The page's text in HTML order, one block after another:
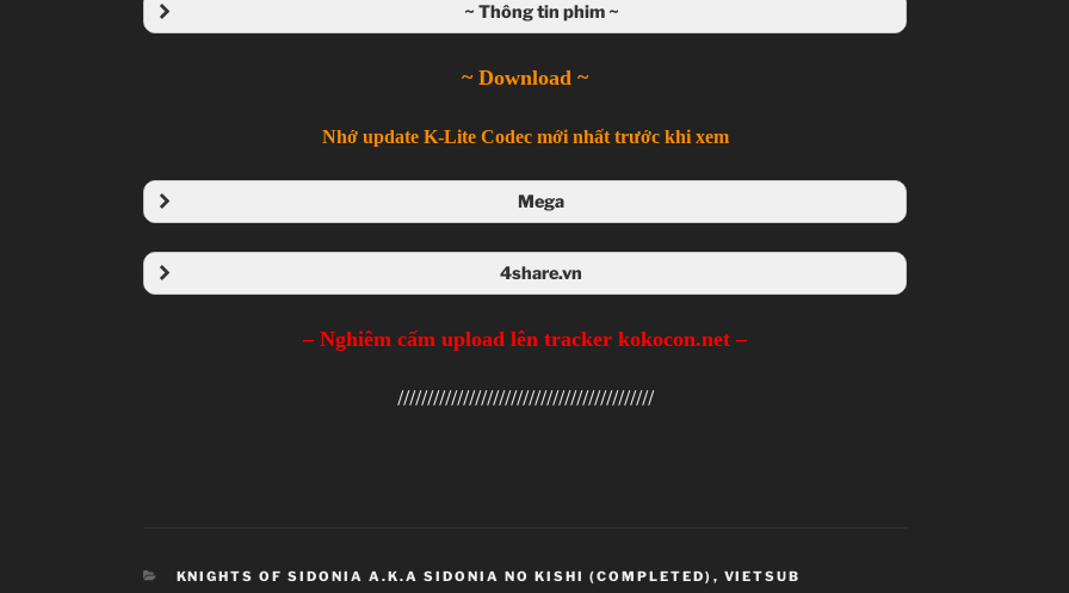
~ Thông tin phim ~
~ Download ~
Nhớ update K-Lite Codec mới nhất trước khi xem
Mega
4share.vn
– Nghiêm cấm upload lên tracker kokocon.net –
///////////////////////////////////////////
CATEGORIES
KNIGHTS OF SIDONIA A.K.A SIDONIA NO KISHI (COMPLETED) , VIETSUB